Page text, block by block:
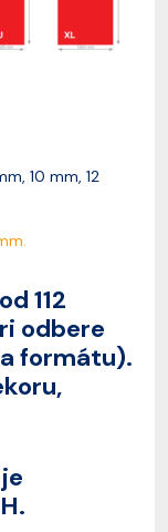
10 mm, 12
112
odbere
formátu).